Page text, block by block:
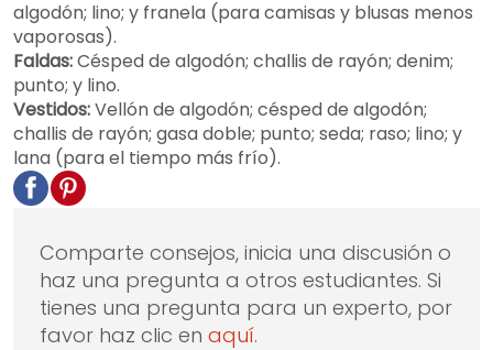
algodón; lino; y franela (para camisas y blusas menos
vaporosas).
Faldas:Césped de algodón; challis de rayón; denim;
punto; y lino.
Vestidos:Vellón de algodón; césped de algodón;
challis de rayón; gasa doble; punto; seda; raso; lino; y
lana (para el tiempo más frío).
Comparte consejos, inicia una discusión o
haz una pregunta a otros estudiantes. Si
tienes una pregunta para un experto, por
favor haz clic en aquí.